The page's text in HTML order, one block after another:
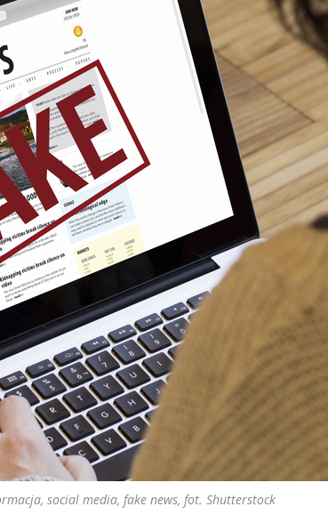
social media, fake news, fot. Shutterstock